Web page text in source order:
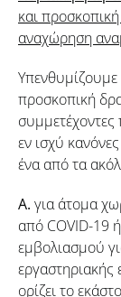
και
αναχώρηση
Υπενθυμίζουμε
προσκοπική
εν ισχύ
ένα από τα
Α. για άτομα
από COVID-19
εμβολιασμού
εργαστηριακής
ορίζει το